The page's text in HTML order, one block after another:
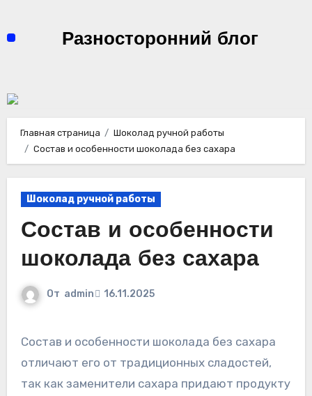
содержимомуРазносторонний блог
Главная страница
Шоколад ручной работы
Состав и особенности шоколада без сахара
Шоколад ручной работы
Состав и особенности
шоколада без сахара
От admin 16.11.2025
Состав и особенности шоколада без сахара
отличают его от традиционных сладостей,
так как заменители сахара придают продукту